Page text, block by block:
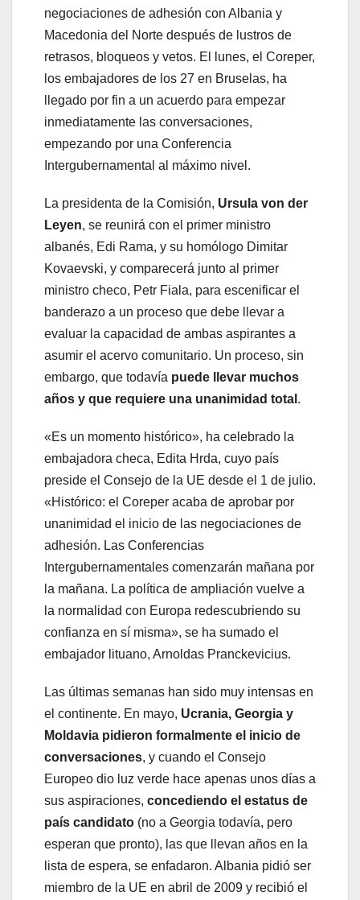
negociaciones de adhesión con Albania y
Macedonia del Norte después de lustros de
retrasos, bloqueos y vetos. El lunes, el Coreper,
los embajadores de los 27 en Bruselas, ha
llegado por fin a un acuerdo para empezar
inmediatamente las conversaciones,
empezando por una Conferencia
Intergubernamental al máximo nivel.
La presidenta de la Comisión, Ursula von der
Leyen, se reunirá con el primer ministro
albanés, Edi Rama, y su homólogo Dimitar
Kovaevski, y comparecerá junto al primer
ministro checo, Petr Fiala, para escenificar el
banderazo a un proceso que debe llevar a
evaluar la capacidad de ambas aspirantes a
asumir el acervo comunitario. Un proceso, sin
embargo, que todavía puede llevar muchos
años y que requiere una unanimidad total .
«Es un momento histórico», ha celebrado la
embajadora checa, Edita Hrda, cuyo país
preside el Consejo de la UE desde el 1 de julio.
«Histórico: el Coreper acaba de aprobar por
unanimidad el inicio de las negociaciones de
adhesión. Las Conferencias
Intergubernamentales comenzarán mañana por
la mañana. La política de ampliación vuelve a
la normalidad con Europa redescubriendo su
confianza en sí misma», se ha sumado el
embajador lituano, Arnoldas Pranckevicius.
Las últimas semanas han sido muy intensas en
el continente. En mayo, Ucrania, Georgia y
Moldavia pidieron formalmente el inicio de
conversaciones, y cuando el Consejo
Europeo dio luz verde hace apenas unos días a
sus aspiraciones, concediendo el estatus de
país candidato (no a Georgia todavía, pero
esperan que pronto), las que llevan años en la
lista de espera, se enfadaron. Albania pidió ser
miembro de la UE en abril de 2009 y recibió el